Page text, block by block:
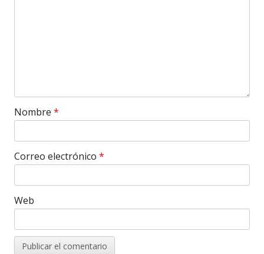
Nombre *
Correo electrónico *
Web